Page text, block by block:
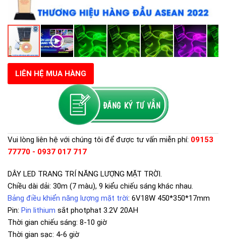
LIÊN HỆ MUA HÀNG
Vui lòng liên hệ với chúng tôi để được tư vấn miễn phí: 09153
77770 - 0937 017 717
DÂY LED TRANG TRÍ NĂNG LƯỢNG MẶT TRỜI.
Chiều dài dải: 30m (7 màu), 9 kiểu chiếu sáng khác nhau.
Bảng điều khiển năng lượng mặt trời: 6V18W 450*350*17mm
Pin: Pin lithium sắt photphat 3.2V 20AH
Thời gian chiếu sáng: 8-10 giờ
Thời gian sạc: 4-6 giờ